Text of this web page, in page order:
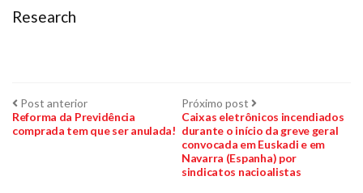
Research
Navegação
de
Post anteriorPost
anterior:
Reforma da Previdência
comprada tem que ser anulada!
Próximo post Próximo
post:
Caixas eletrônicos incendiados
durante o início da greve geral
convocada em Euskadi e em
Navarra (Espanha) por
sindicatos nacioalistas